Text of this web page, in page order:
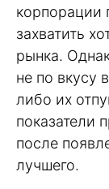
корпорации
захватить
рынка.
не по вкусу
либо их
показатели
после
лучшего.